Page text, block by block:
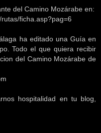
del Camino Mozárabe en:
ficha.asp?pag=6
ha editado una Guía en
Todo el que quiera recibir
del Camino Mozárabe de
hospitalidad en tu blog,